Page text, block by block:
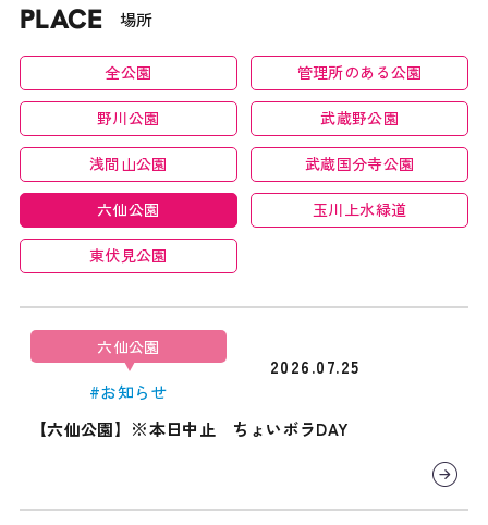
PLACE 場所
全公園 管理所のある公園
野川公園 武蔵野公園
浅間山公園 武蔵国分寺公園
六仙公園 玉川上水緑道
東伏見公園
六仙公園
#お知らせ
2026.07.25
【六仙公園】※本日中止 ちょいボラDAY